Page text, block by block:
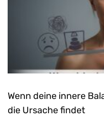
Wenn deine innere
die Ursache findet